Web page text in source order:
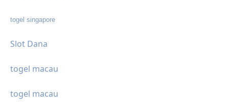
togel singapore
Slot Dana
togel macau
togel macau